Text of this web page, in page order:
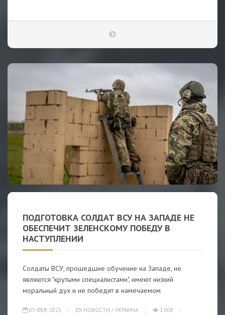
ПОДГОТОВКА СОЛДАТ ВСУ НА ЗАПАДЕ НЕ
ОБЕСПЕЧИТ ЗЕЛЕНСКОМУ ПОБЕДУ В
НАСТУПЛЕНИИ
Cолдаты ВСУ, прошедшие обучение на Западе, не
являются "крутыми специалистами", имеют низкий
моральный дух и не победят в намечаемом
05-ФЕВ-2023 НОВОСТИ / УКРАИНА 1 000